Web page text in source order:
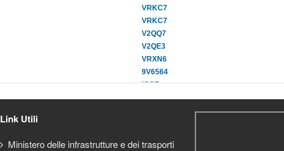
Link Utili
Ministero delle infrastrutture e dei trasporti